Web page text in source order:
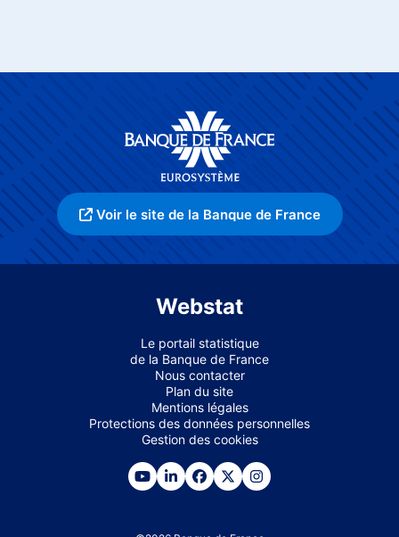
Voir le site de la Banque de France
Webstat
Le portail statistique
de la Banque de France
Nous contacter
Plan du site
Mentions légales
Protections des données personnelles
Gestion des cookies